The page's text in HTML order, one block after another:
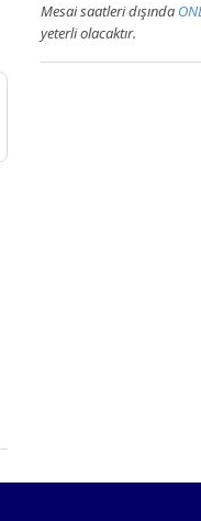
Mesai saatleri dışında
yeterli olacaktır.